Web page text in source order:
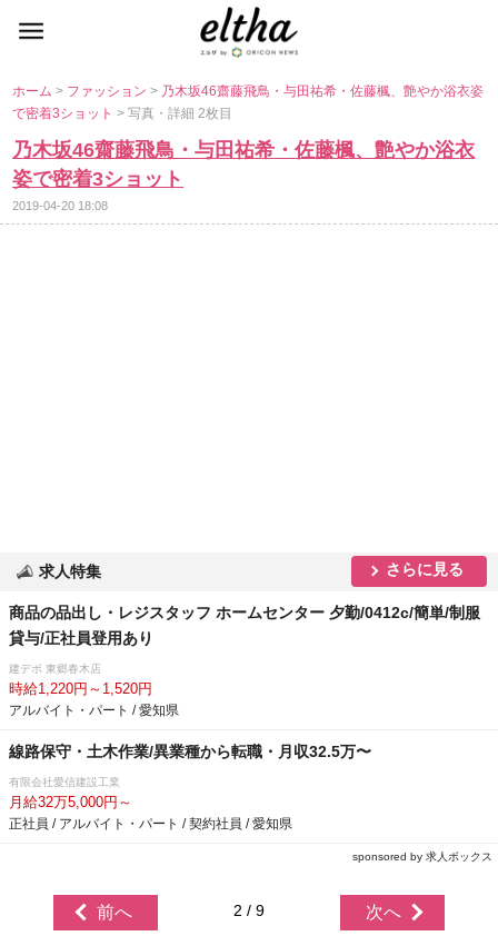
ホーム> ファッション> 乃木坂46齋藤飛鳥・与田祐希・佐藤楓、艶やか浴衣姿
で密着3ショット> 写真・詳細 2枚目
乃木坂46齋藤飛鳥・与田祐希・佐藤楓、艶やか浴衣
姿で密着3ショット
2019-04-20 18:08
求人特集 さらに見る
商品の品出し・レジスタッフ ホームセンター 夕勤/0412c/簡単/制服
貸与/正社員登用あり
建デポ 東郷春木店
時給1,220円～1,520円
アルバイト・パート / 愛知県
線路保守・土木作業/異業種から転職・月収32.5万〜
有限会社愛信建設工業
月給32万5,000円～
正社員 / アルバイト・パート / 契約社員 / 愛知県
sponsored by 求人ボックス
前へ 2 / 9 次へ